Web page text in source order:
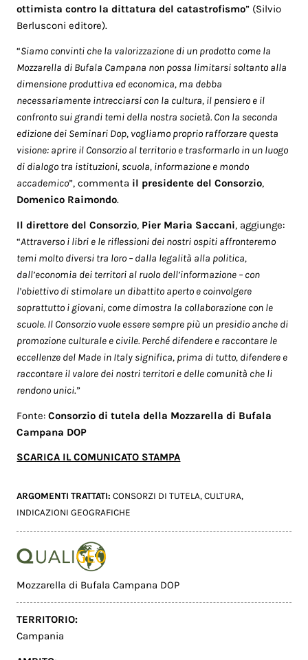
ottimista contro la dittatura del catastrofismo” (Silvio
Berlusconi editore).
“Siamo convinti che la valorizzazione di un prodotto come la
Mozzarella di Bufala Campana non possa limitarsi soltanto alla
dimensione produttiva ed economica, ma debba
necessariamente intrecciarsi con la cultura, il pensiero e il
confronto sui grandi temi della nostra società. Con la seconda
edizione dei Seminari Dop, vogliamo proprio rafforzare questa
visione: aprire il Consorzio al territorio e trasformarlo in un luogo
di dialogo tra istituzioni, scuola, informazione e mondo
accademico”, commenta il presidente del Consorzio,
Domenico Raimondo.
Il direttore del Consorzio, Pier Maria Saccani, aggiunge:
“Attraverso i libri e le riflessioni dei nostri ospiti affronteremo
temi molto diversi tra loro – dalla legalità alla politica,
dall’economia dei territori al ruolo dell’informazione – con
l’obiettivo di stimolare un dibattito aperto e coinvolgere
soprattutto i giovani, come dimostra la collaborazione con le
scuole. Il Consorzio vuole essere sempre più un presidio anche di
promozione culturale e civile. Perché difendere e raccontare le
eccellenze del Made in Italy significa, prima di tutto, difendere e
raccontare il valore dei nostri territori e delle comunità che li
rendono unici.”
Fonte:Consorzio di tutela della Mozzarella di Bufala
Campana DOP
SCARICA IL COMUNICATO STAMPA
ARGOMENTI TRATTATI:CONSORZI DI TUTELA,CULTURA,
INDICAZIONI GEOGRAFICHE
Mozzarella di Bufala Campana DOP
TERRITORIO:
Campania